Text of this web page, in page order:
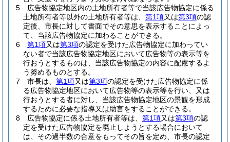
5
広告物協定地区内の土地所有者等で当該広告物協定に係る
土地所有者等以外の土地所有者等は、 第1項又は第3項の認
定後、市長に対して書面でその意思を表示することによっ
て、当該広告物協定に加わることができる。
6
第1項又は第3項の認定を受けた広告物協定に加わってい
ない者で当該広告物協定地区において広告物等の表示等を
行おうとするものは、当該広告物協定の内容に配慮するよ
う努めるものとする。
7
市長は、 第1項又は第3項の認定を受けた広告物協定に係
る広告物協定地区において広告物等の表示等を行い、又は
行おうとする者に対し、当該広告物協定地区の景観を形成
するために必要な指導又は助言をすることができる。
8
広告物協定に係る土地所有者等は、 第1項又は第3項の認
定を受けた広告物協定を廃止しようとする場合において
は、その過半数の合意をもってその旨を定め、市長の認定